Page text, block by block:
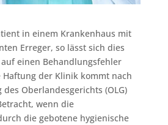
in einem Krankenhaus mit
Erreger, so lässt sich dies
einen Behandlungsfehler
der Klinik kommt nach
Oberlandesgerichts (OLG)
wenn die
die gebotene hygienische